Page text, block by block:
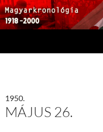
1950.
MÁJUS 26.